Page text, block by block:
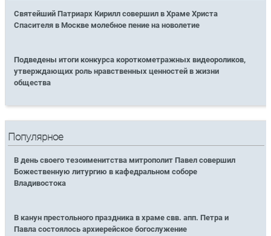
Святейший Патриарх Кирилл совершил в Храме Христа
Спасителя в Москве молебное пение на новолетие
Подведены итоги конкурса короткометражных видеороликов,
утверждающих роль нравственных ценностей в жизни
общества
Популярное
В день своего тезоименитства митрополит Павел совершил
Божественную литургию в кафедральном соборе
Владивостока
В канун престольного праздника в храме свв. апп. Петра и
Павла состоялось архиерейское богослужение